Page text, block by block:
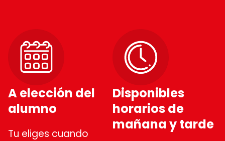
A elección del
alumno
Tu eliges cuando
Disponibles
horarios de
mañana y tarde